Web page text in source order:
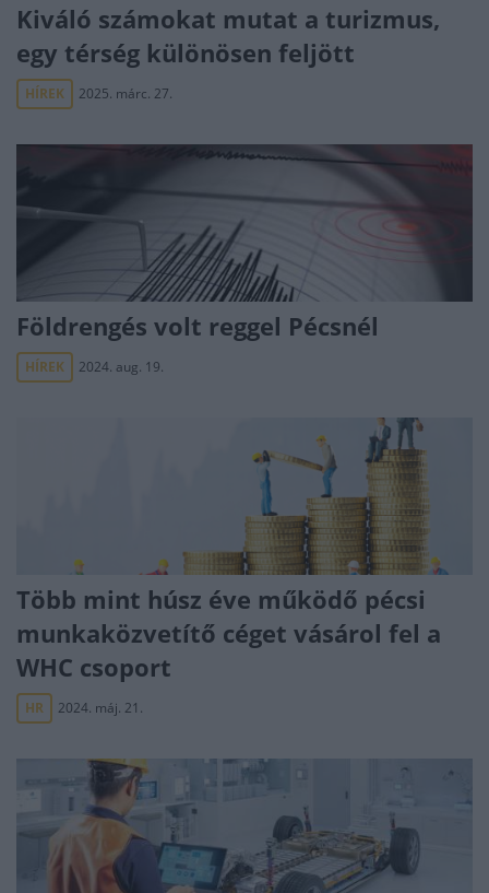
Kiváló számokat mutat a turizmus,
egy térség különösen feljött
HÍREK 2025. márc. 27.
Földrengés volt reggel Pécsnél
HÍREK 2024. aug. 19.
Több mint húsz éve működő pécsi
munkaközvetítő céget vásárol fel a
WHC csoport
HR 2024. máj. 21.